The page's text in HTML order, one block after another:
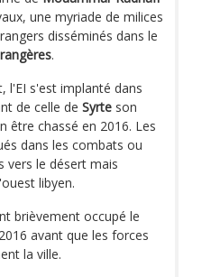
une myriade de milices
disséminés dans le
.
l'EI s'est implanté dans
de celle de Syrte son
être chassé en 2016. Les
dans les combats ou
vers le désert mais
libyen.
brièvement occupé le
avant que les forces
la ville.